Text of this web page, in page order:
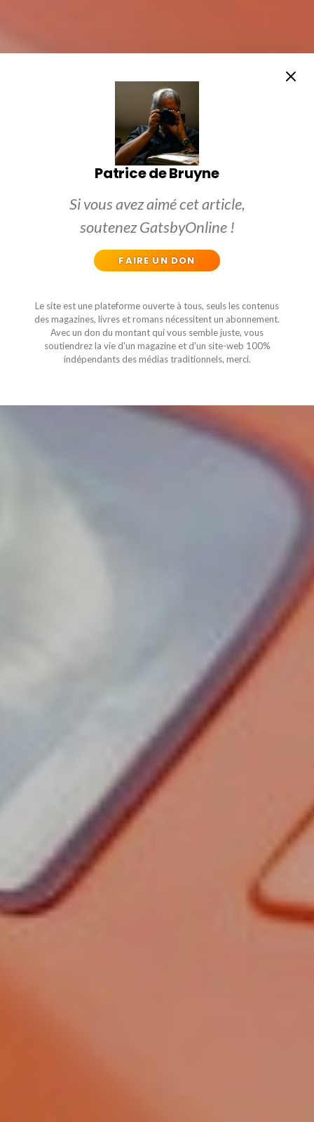
Patrice de Bruyne
Si vous avez aimé cet article,
soutenez GatsbyOnline !
FAIRE UN DON
Le site est une plateforme ouverte à tous, seuls les contenus
des magazines, livres et romans nécessitent un abonnement.
Avec un don du montant qui vous semble juste, vous
soutiendrez la vie d'un magazine et d'un site-web 100%
indépendants des médias traditionnels, merci.